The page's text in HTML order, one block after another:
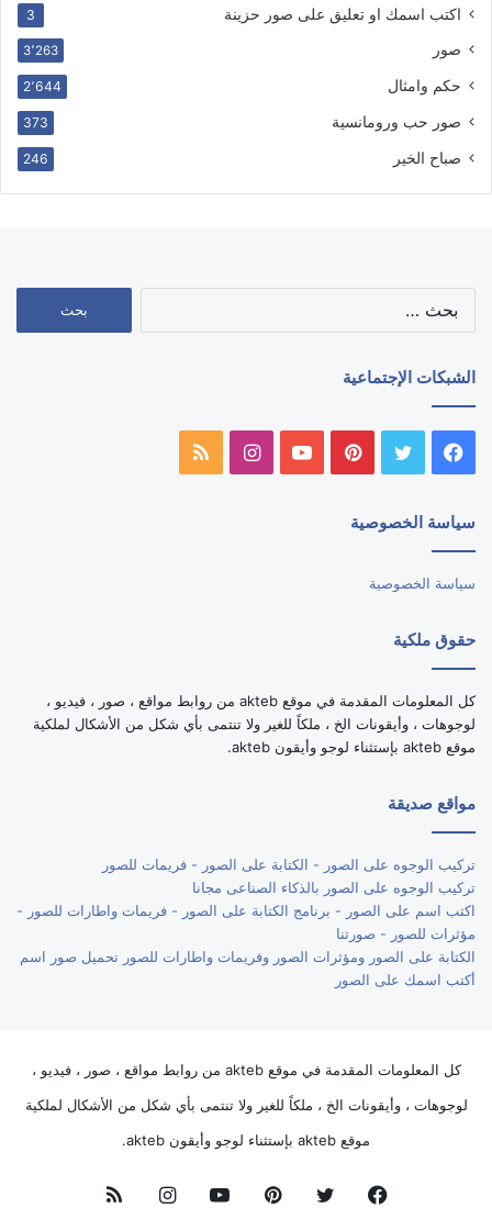
اكتب اسمك او تعليق على صور حزينة 3
صور 3٬263
حكم وامثال 2٬644
صور حب ورومانسية 373
صباح الخير 246
الشبكات الإجتماعية
فيسبوك تويتر بينتيريستيوتيوبانستقرامملخص
سياسة الخصوصية
سياسة الخصوصية
حقوق ملكية
كل المعلومات المقدمة في موقع akteb من روابط مواقع ، صور ، فيديو ،
لوجوهات ، وأيقونات الخ ، ملكاً للغير ولا تنتمى بأي شكل من الأشكال لملكية
موقع akteb بإستثناء لوجو وأيقون akteb.
مواقع صديقة
تركيب الوجوه على الصور - الكتابة على الصور - فريمات للصور
تركيب الوجوه على الصور بالذكاء الصناعى مجانا
اكتب اسم على الصور - برنامج الكتابة على الصور - فريمات واطارات للصور -
مؤثرات للصور - صورتنا
الكتابة على الصور ومؤثرات الصور وفريمات واطارات للصور تحميل صور اسم
أكتب اسمك على الصور
كل المعلومات المقدمة في موقع akteb من روابط مواقع ، صور ، فيديو ،
لوجوهات ، وأيقونات الخ ، ملكاً للغير ولا تنتمى بأي شكل من الأشكال لملكية
موقع akteb بإستثناء لوجو وأيقون akteb.
فيسبوك تويتر بينتيريستيوتيوبانستقرامملخص